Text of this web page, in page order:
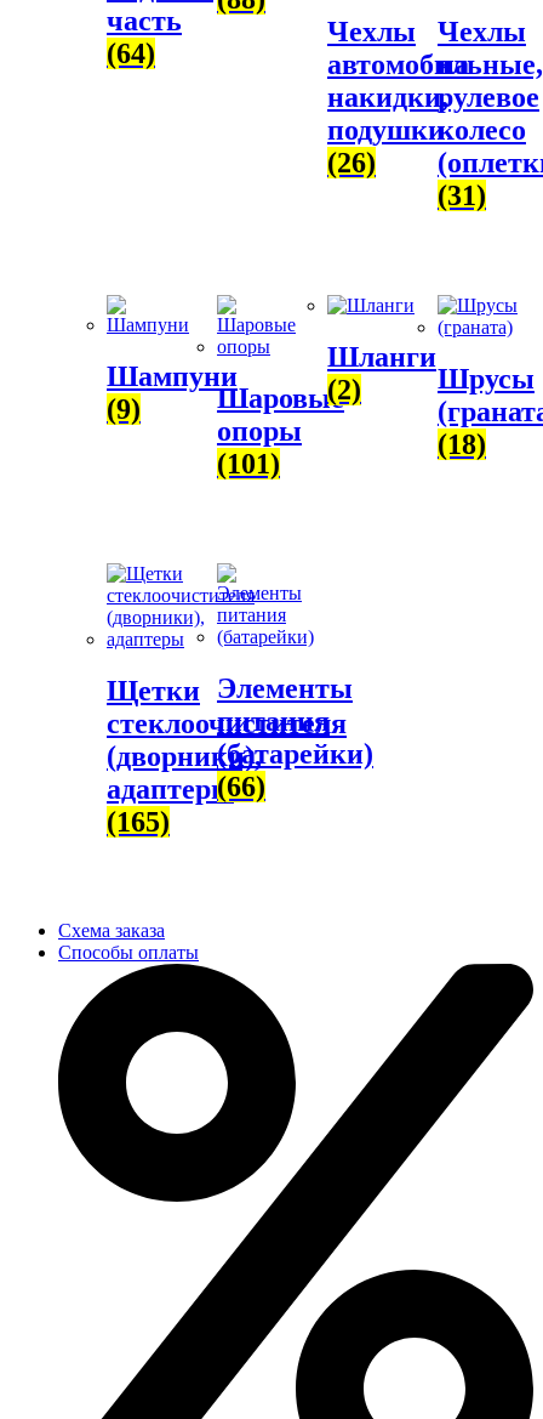
часть
(64)
Чехлы
автомобильные,
накидки,
подушки
(26)
Чехлы
на
рулевое
колесо
(31)
Шампуни
(9)
Шаровые
опоры
(101)
Шланги
(2)
Шрусы
(18)
Щетки
стеклоочистителя
(дворники),
адаптеры
(165)
Элементы
питания
(батарейки)
(66)
Схема заказа
Способы оплаты